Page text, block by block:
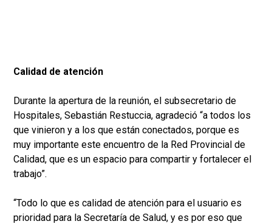
Calidad de atención
Durante la apertura de la reunión, el subsecretario de
Hospitales, Sebastián Restuccia, agradeció “a todos los
que vinieron y a los que están conectados, porque es
muy importante este encuentro de la Red Provincial de
Calidad, que es un espacio para compartir y fortalecer el
trabajo”.
“Todo lo que es calidad de atención para el usuario es
prioridad para la Secretaría de Salud, y es por eso que